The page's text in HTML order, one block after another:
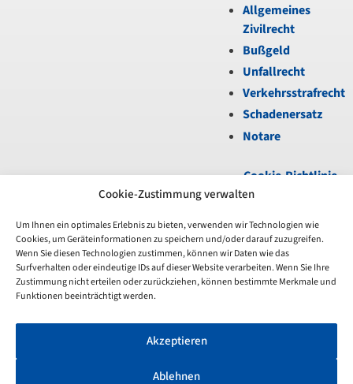
Cookie-Zustimmung verwalten
Um Ihnen ein optimales Erlebnis zu bieten, verwenden wir Technologien wie
Cookies, um Geräteinformationen zu speichern und/oder darauf zuzugreifen.
Wenn Sie diesen Technologien zustimmen, können wir Daten wie das
Surfverhalten oder eindeutige IDs auf dieser Website verarbeiten. Wenn Sie Ihre
Zustimmung nicht erteilen oder zurückziehen, können bestimmte Merkmale und
Funktionen beeinträchtigt werden.
Akzeptieren
Ablehnen
Unfortunately,
the
7-
day
period
Allgemeines
Zivilrecht
Bußgeld
Unfallrecht
Verkehrsstrafrecht
Schadenersatz
Notare
Cookie-Richtlinie
(EU)